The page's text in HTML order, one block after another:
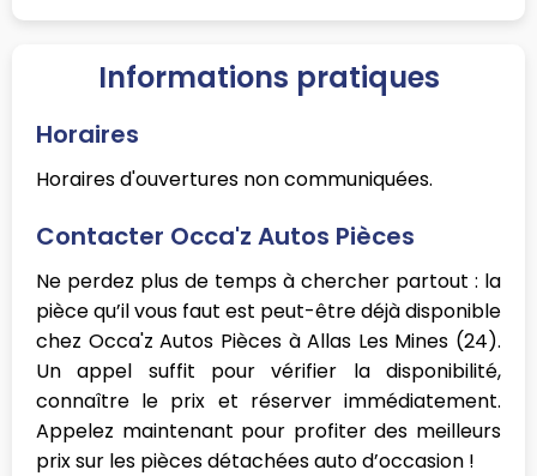
Informations pratiques
Horaires
Horaires d'ouvertures non communiquées.
Contacter Occa'z Autos Pièces
Ne perdez plus de temps à chercher partout : la
pièce qu’il vous faut est peut-être déjà disponible
chez Occa'z Autos Pièces à Allas Les Mines (24).
Un appel suffit pour vérifier la disponibilité,
connaître le prix et réserver immédiatement.
Appelez maintenant pour profiter des meilleurs
prix sur les pièces détachées auto d’occasion !